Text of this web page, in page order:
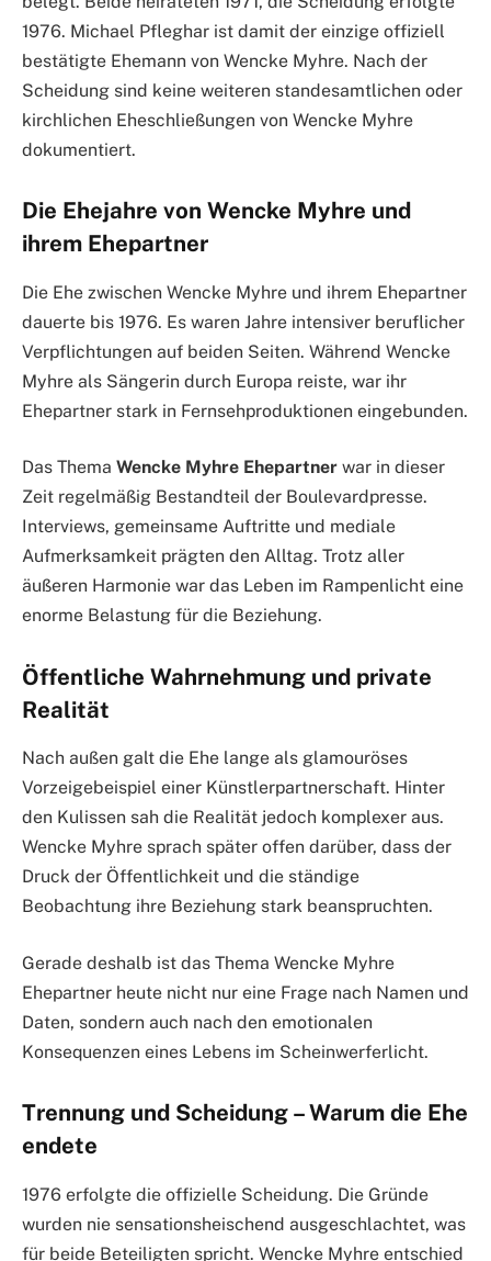
1976. Michael Pfleghar ist damit der einzige offiziell
bestätigte Ehemann von Wencke Myhre. Nach der
Scheidung sind keine weiteren standesamtlichen oder
kirchlichen Eheschließungen von Wencke Myhre
dokumentiert.
Die Ehejahre von Wencke Myhre und
ihrem Ehepartner
Die Ehe zwischen Wencke Myhre und ihrem Ehepartner
dauerte bis 1976. Es waren Jahre intensiver beruflicher
Verpflichtungen auf beiden Seiten. Während Wencke
Myhre als Sängerin durch Europa reiste, war ihr
Ehepartner stark in Fernsehproduktionen eingebunden.
Das Thema Wencke Myhre Ehepartner war in dieser
Zeit regelmäßig Bestandteil der Boulevardpresse.
Interviews, gemeinsame Auftritte und mediale
Aufmerksamkeit prägten den Alltag. Trotz aller
äußeren Harmonie war das Leben im Rampenlicht eine
enorme Belastung für die Beziehung.
Öffentliche Wahrnehmung und private
Realität
Nach außen galt die Ehe lange als glamouröses
Vorzeigebeispiel einer Künstlerpartnerschaft. Hinter
den Kulissen sah die Realität jedoch komplexer aus.
Wencke Myhre sprach später offen darüber, dass der
Druck der Öffentlichkeit und die ständige
Beobachtung ihre Beziehung stark beanspruchten.
Gerade deshalb ist das Thema Wencke Myhre
Ehepartner heute nicht nur eine Frage nach Namen und
Daten, sondern auch nach den emotionalen
Konsequenzen eines Lebens im Scheinwerferlicht.
Trennung und Scheidung – Warum die Ehe
endete
1976 erfolgte die offizielle Scheidung. Die Gründe
wurden nie sensationsheischend ausgeschlachtet, was
für beide Beteiligten spricht. Wencke Myhre entschied